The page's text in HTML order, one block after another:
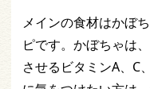
メインの食材はかぼ
ピです。かぼちゃは
させるビタミンA、C